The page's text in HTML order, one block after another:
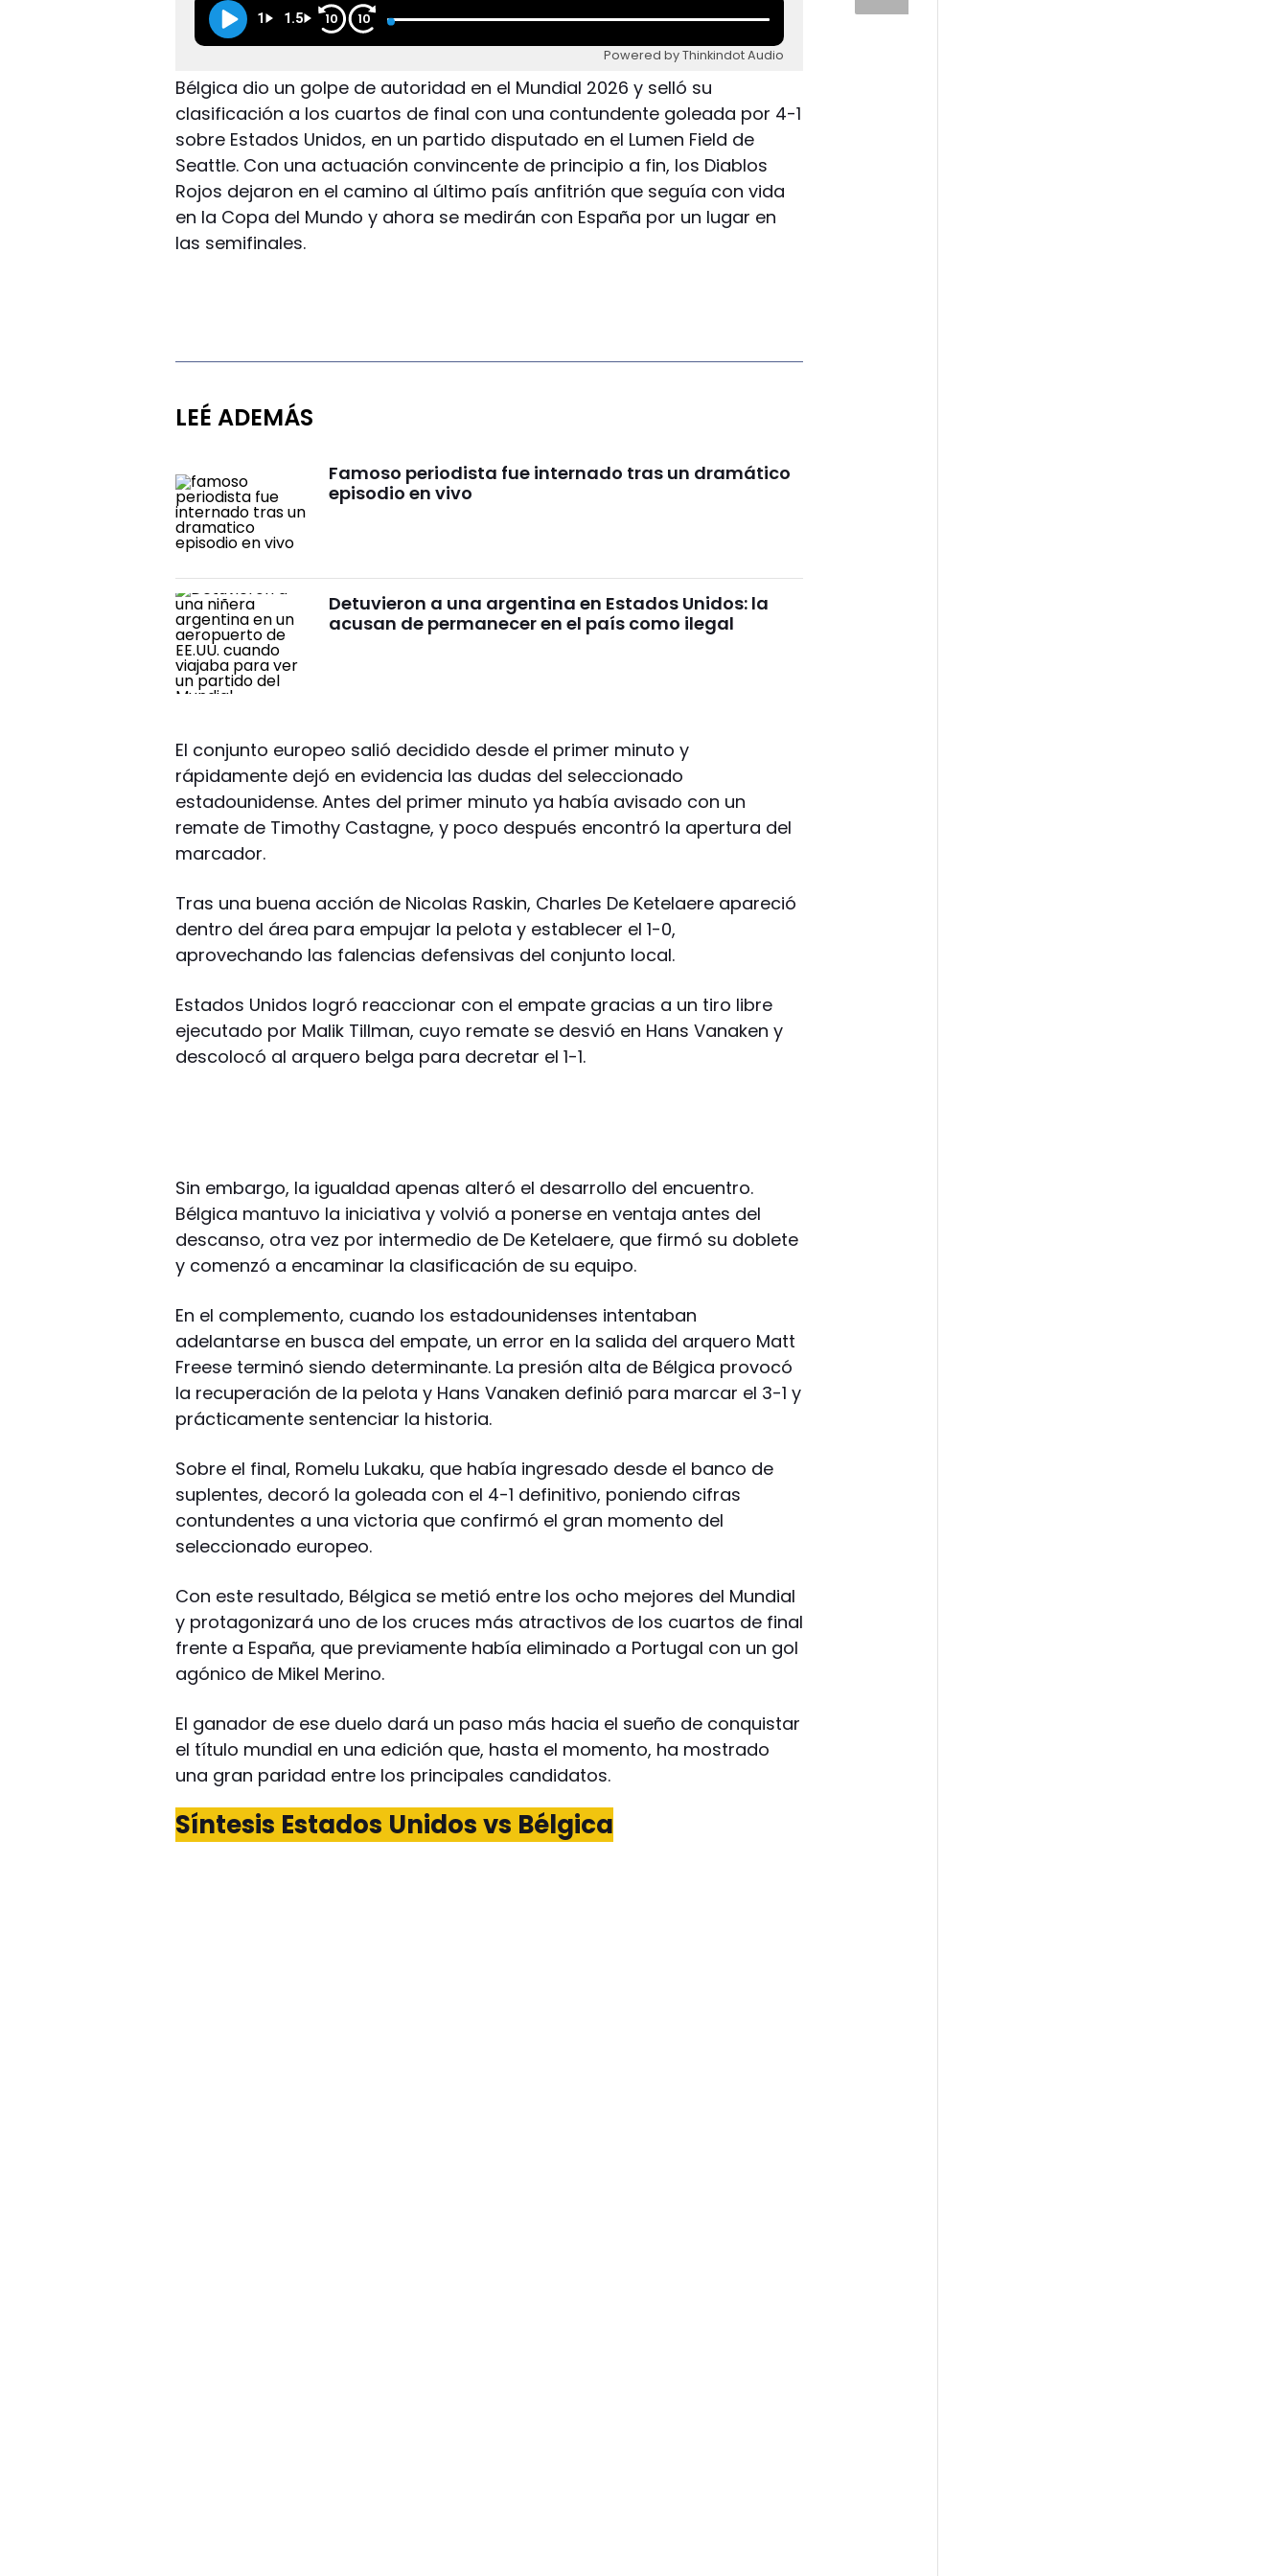
1 1.5 10 10
Powered by Thinkindot Audio
Bélgica dio un golpe de autoridad en el Mundial 2026 y selló su
clasificación a los cuartos de final con una contundente goleada por 4-1
sobre Estados Unidos, en un partido disputado en el Lumen Field de
Seattle. Con una actuación convincente de principio a fin, los Diablos
Rojos dejaron en el camino al último país anfitrión que seguía con vida
en la Copa del Mundo y ahora se medirán con España por un lugar en
las semifinales.
LEÉ ADEMÁS
Famoso periodista fue internado tras un dramático
episodio en vivo
Detuvieron a una argentina en Estados Unidos: la
acusan de permanecer en el país como ilegal
El conjunto europeo salió decidido desde el primer minuto y
rápidamente dejó en evidencia las dudas del seleccionado
estadounidense. Antes del primer minuto ya había avisado con un
remate de Timothy Castagne, y poco después encontró la apertura del
marcador.
Tras una buena acción de Nicolas Raskin, Charles De Ketelaere apareció
dentro del área para empujar la pelota y establecer el 1-0,
aprovechando las falencias defensivas del conjunto local.
Estados Unidos logró reaccionar con el empate gracias a un tiro libre
ejecutado por Malik Tillman, cuyo remate se desvió en Hans Vanaken y
descolocó al arquero belga para decretar el 1-1.
Sin embargo, la igualdad apenas alteró el desarrollo del encuentro.
Bélgica mantuvo la iniciativa y volvió a ponerse en ventaja antes del
descanso, otra vez por intermedio de De Ketelaere, que firmó su doblete
y comenzó a encaminar la clasificación de su equipo.
En el complemento, cuando los estadounidenses intentaban
adelantarse en busca del empate, un error en la salida del arquero Matt
Freese terminó siendo determinante. La presión alta de Bélgica provocó
la recuperación de la pelota y Hans Vanaken definió para marcar el 3-1 y
prácticamente sentenciar la historia.
Sobre el final, Romelu Lukaku, que había ingresado desde el banco de
suplentes, decoró la goleada con el 4-1 definitivo, poniendo cifras
contundentes a una victoria que confirmó el gran momento del
seleccionado europeo.
Con este resultado, Bélgica se metió entre los ocho mejores del Mundial
y protagonizará uno de los cruces más atractivos de los cuartos de final
frente a España, que previamente había eliminado a Portugal con un gol
agónico de Mikel Merino.
El ganador de ese duelo dará un paso más hacia el sueño de conquistar
el título mundial en una edición que, hasta el momento, ha mostrado
una gran paridad entre los principales candidatos.
Síntesis Estados Unidos vs Bélgica